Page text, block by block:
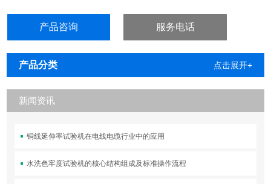
方式可以置换）已达到对智能锁反复来回做测试。智能锁多步骤测试
产品咨询 服务电话
产品分类 点击展开+
新闻资讯
铜线延伸率试验机在电线电缆行业中的应用
水洗色牢度试验机的核心结构组成及标准操作流程